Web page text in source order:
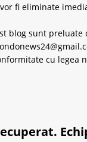
fi eliminate
blog sunt
cu